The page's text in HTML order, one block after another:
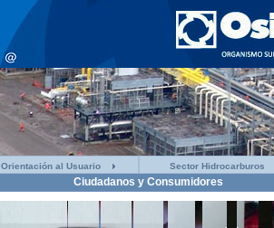
Orientación al Usuario Sector Hidrocarburos
Ciudadanos y Consumidores